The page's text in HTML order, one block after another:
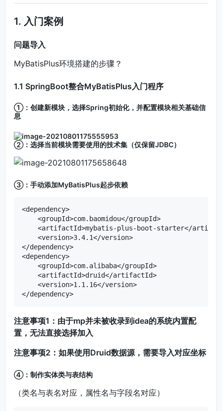
1. 入门案例
问题导入
MyBatisPlus环境搭建的步骤？
1.1 SpringBoot整合MyBatisPlus入门程序
①：创建新模块，选择Spring初始化，并配置模块相关基础信
息
②：选择当前模块需要使用的技术集（仅保留JDBC）
③：手动添加MyBatisPlus起步依赖
<dependency>
    <groupId>com.baomidou</groupId>
<artifactId>mybatis-plus-boot-starter</
    <version>3.4.1</version>
</dependency>
<dependency>
    <groupId>com.alibaba</groupId>
    <artifactId>druid</artifactId>
    <version>1.1.16</version>
</dependency>
注意事项1：由于mp并未被收录到idea的系统内置配
置，无法直接选择加入
注意事项2：如果使用Druid数据源，需要导入对应坐标
④：制作实体类与表结构
（类名与表名对应，属性名与字段名对应）